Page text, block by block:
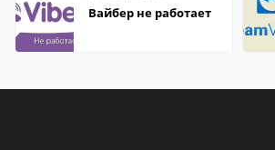
Вайбер не работает